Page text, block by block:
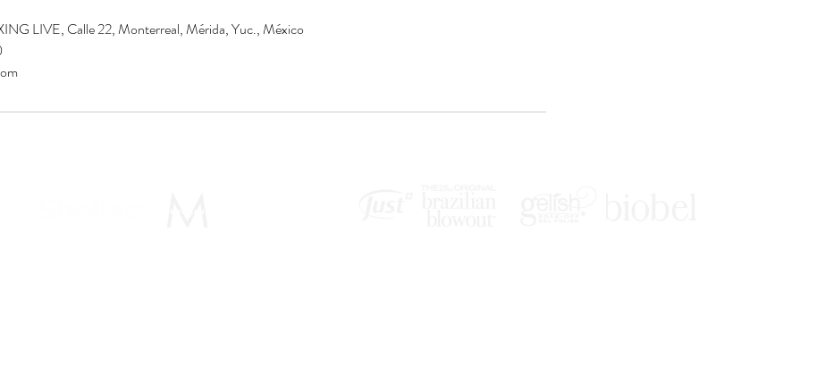
LIVE, Calle 22, Monterreal, Mérida, Yuc., México